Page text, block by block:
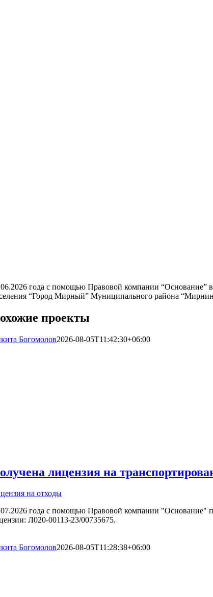
года с помощью Правовой компании “Основание”
“Город Мирный” Муниципального района
проекты
Богомолов2026-08-05T11:42:30+06:00
лицензия на
на отходы
года с помощью Правовой компании "Основание"
Л020-00113-23/00735675.
Богомолов2026-08-05T11:28:38+06:00